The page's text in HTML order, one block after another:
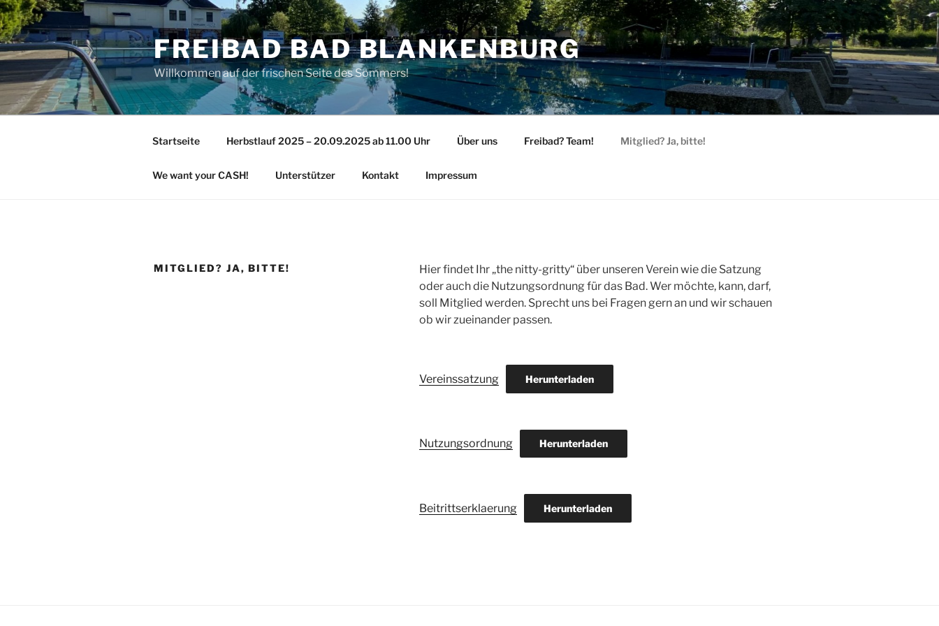
Zum
Inhalt
springen
FREIBAD BAD BLANKENBURG
Willkommen auf der frischen Seite des Sommers!
Startseite Herbstlauf 2025 – 20.09.2025 ab 11.00 Uhr Über uns Freibad? Team! Mitglied? Ja, bitte!
We want your CASH! Unterstützer Kontakt Impressum
MITGLIED? JA, BITTE!
Hier findet Ihr „the nitty-gritty“ über unseren Verein wie die Satzung
oder auch die Nutzungsordnung für das Bad. Wer möchte, kann, darf,
soll Mitglied werden. Sprecht uns bei Fragen gern an und wir schauen
ob wir zueinander passen.
Vereinssatzung Herunterladen
Nutzungsordnung Herunterladen
Beitrittserklaerung Herunterladen